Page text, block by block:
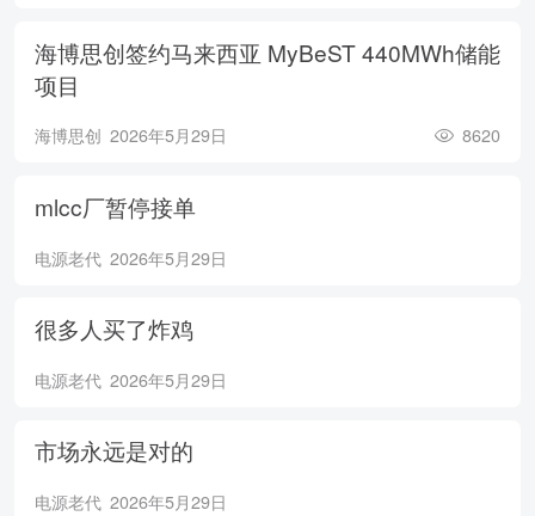
海博思创签约马来西亚 MyBeST 440MWh储能
项目
海博思创 2026年5月29日 8620
mlcc厂暂停接单
电源老代 2026年5月29日
很多人买了炸鸡
电源老代 2026年5月29日
市场永远是对的
电源老代 2026年5月29日